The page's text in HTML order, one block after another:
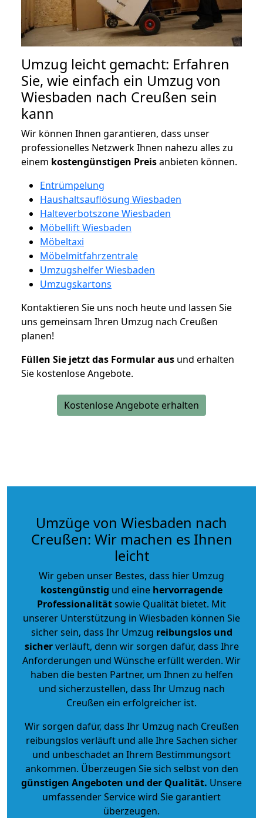
Umzug leicht gemacht: Erfahren
Sie, wie einfach ein Umzug von
Wiesbaden nach Creußen sein
kann
Wir können Ihnen garantieren, dass unser
professionelles Netzwerk Ihnen nahezu alles zu
einem kostengünstigen Preisanbieten können.
Entrümpelung
Haushaltsauflösung Wiesbaden
Halteverbotszone Wiesbaden
Möbellift Wiesbaden
Möbeltaxi
Möbelmitfahrzentrale
Umzugshelfer Wiesbaden
Umzugskartons
Kontaktieren Sie uns noch heute und lassen Sie
uns gemeinsam Ihren Umzug nach Creußen
planen!
Füllen Sie jetzt das Formular aus und erhalten
Sie kostenlose Angebote.
Kostenlose Angebote erhalten
Umzüge von Wiesbaden nach
Creußen: Wir machen es Ihnen
leicht
Wir geben unser Bestes, dass hier Umzug
kostengünstig und eine hervorragende
Professionalitätsowie Qualität bietet. Mit
unserer Unterstützung in Wiesbaden können Sie
sicher sein, dass Ihr Umzug reibungslos und
sicherverläuft, denn wir sorgen dafür, dass Ihre
Anforderungen und Wünsche erfüllt werden. Wir
haben die besten Partner, um Ihnen zu helfen
und sicherzustellen, dass Ihr Umzug nach
Creußen ein erfolgreicher ist.
Wir sorgen dafür, dass Ihr Umzug nach Creußen
reibungslos verläuft und alle Ihre Sachen sicher
und unbeschadet an Ihrem Bestimmungsort
ankommen. Überzeugen Sie sich selbst von den
günstigen Angeboten und der Qualität. Unsere
umfassender Service wird Sie garantiert
überzeugen.